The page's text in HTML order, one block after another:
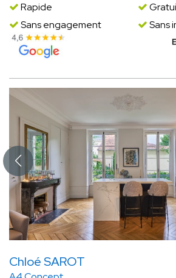
Rapide
Sans engagement
Sans
Chloé SAROT